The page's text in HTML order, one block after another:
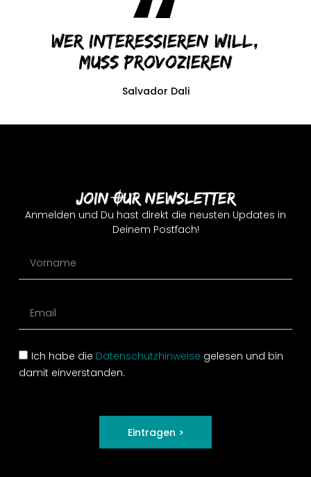
Wer interessieren will,
muss provozieren
Salvador Dali
Join Our Newsletter
Anmelden und Du hast direkt die neusten Updates in
Deinem Postfach!
Ich habe die Datenschutzhinweise gelesen und bin
damit einverstanden.
Eintragen >